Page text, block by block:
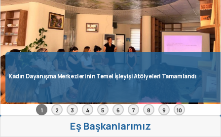
Viyana Belediyesi ile Toplumsal Cinsiyete Duyarlı Bütçeleme Toplantısı
Gerçekleştirildi
1 2 3 4 5 6 7 8 9 10
Eş Başkanlarımız